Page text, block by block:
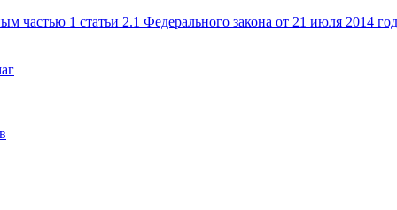
частью 1 статьи 2.1 Федерального закона от 21 июля 2014